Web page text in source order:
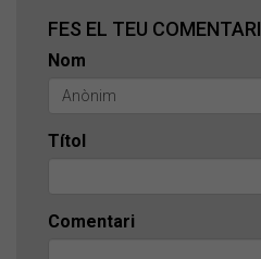
FES EL TEU COMENTARI
Nom
Títol
Comentari